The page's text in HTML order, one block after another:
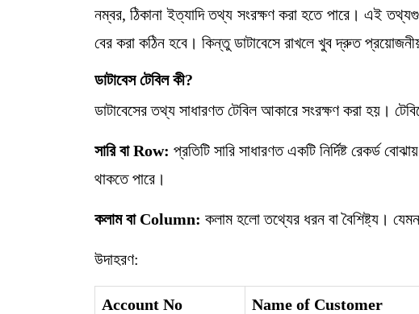
নম্বর, ঠিকানা ইত্যাদি তথ্য সংরক্ষণ করা হতে পারে। এই
বের করা কঠিন হবে। কিন্তু ডাটাবেসে রাখলে খুব দ্রুত
ডাটাবেস টেবিল কী?
ডাটাবেসের তথ্য সাধারণত টেবিল আকারে সংরক্ষণ করা হয়।
সারি বাRow: প্রতিটি সারি সাধারণত একটি নির্দিষ্ট রেকর্ড
থাকতে পারে।
কলাম বাColumn: কলাম হলো তথ্যের ধরন বা বৈশিষ্ট্য।
উদাহরণ:
Account No Name of Customer